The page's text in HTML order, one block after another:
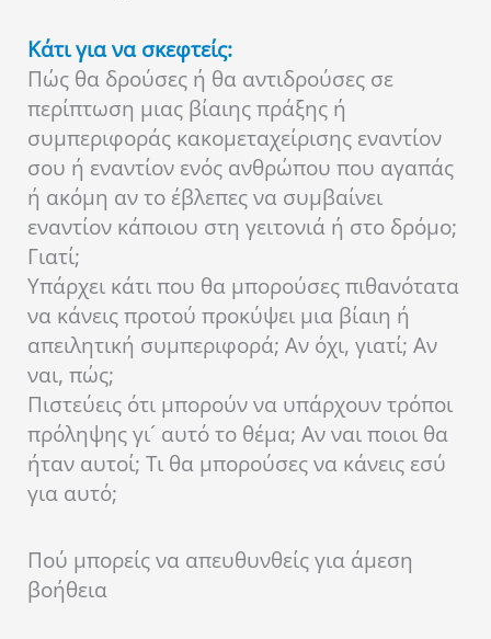
Κάτι για να σκεφτείς:
Πώς θα δρούσες ή θα αντιδρούσες σε
περίπτωση μιας βίαιης πράξης ή
συμπεριφοράς κακομεταχείρισης εναντίον
σου ή εναντίον ενός ανθρώπου που αγαπάς
ή ακόμη αν το έβλεπες να συμβαίνει
εναντίον κάποιου στη γειτονιά ή στο δρόμο;
Γιατί;
Υπάρχει κάτι που θα μπορούσες πιθανότατα
να κάνεις προτού προκύψει μια βίαιη ή
απειλητική συμπεριφορά; Αν όχι, γιατί; Αν
ναι, πώς;
Πιστεύεις ότι μπορούν να υπάρχουν τρόποι
πρόληψης γι´ αυτό το θέμα; Αν ναι ποιοι θα
ήταν αυτοί; Τι θα μπορούσες να κάνεις εσύ
για αυτό;
Πού μπορείς να απευθυνθείς για άμεση
βοήθεια